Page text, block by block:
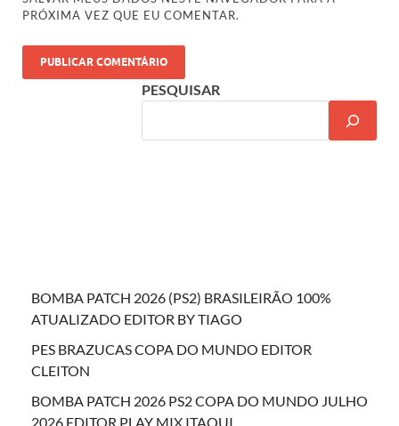
PRÓXIMA VEZ QUE EU COMENTAR.
PESQUISAR
BOMBA PATCH 2026 (PS2) BRASILEIRÃO 100%
ATUALIZADO EDITOR BY TIAGO
PES BRAZUCAS COPA DO MUNDO EDITOR
CLEITON
BOMBA PATCH 2026 PS2 COPA DO MUNDO JULHO
2026 EDITOR PLAY MIX ITAQUI